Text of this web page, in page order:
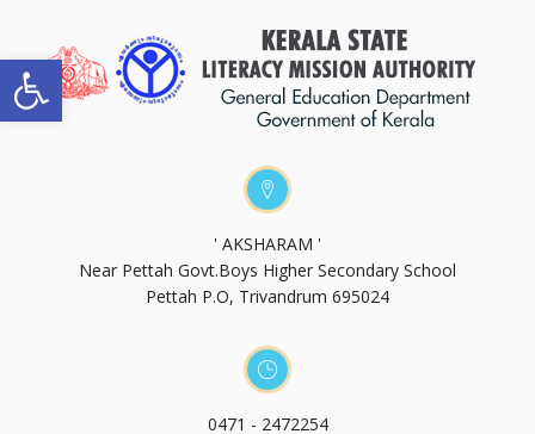
Open toolbar
' AKSHARAM '
Near Pettah Govt.Boys Higher Secondary School
Pettah P.O, Trivandrum 695024
0471 - 2472254